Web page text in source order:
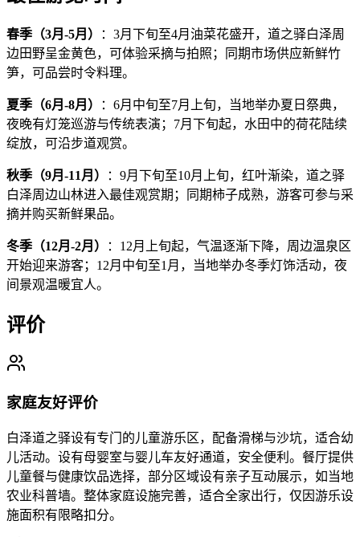
春季（3月-5月）
：3月下旬至4月油菜花盛开，道之驿白泽周
边田野呈金黄色，可体验采摘与拍照；同期市场供应新鲜竹
笋，可品尝时令料理。
夏季（6月-8月）
：6月中旬至7月上旬，当地举办夏日祭典，
夜晚有灯笼巡游与传统表演；7月下旬起，水田中的荷花陆续
绽放，可沿步道观赏。
秋季（9月-11月）
：9月下旬至10月上旬，红叶渐染，道之驿
白泽周边山林进入最佳观赏期；同期柿子成熟，游客可参与采
摘并购买新鲜果品。
冬季（12月-2月）
：12月上旬起，气温逐渐下降，周边温泉区
开始迎来游客；12月中旬至1月，当地举办冬季灯饰活动，夜
间景观温暖宜人。
评价
家庭友好评价
白泽道之驿设有专门的儿童游乐区，配备滑梯与沙坑，适合幼
儿活动。设有母婴室与婴儿车友好通道，安全便利。餐厅提供
儿童餐与健康饮品选择，部分区域设有亲子互动展示，如当地
农业科普墙。整体家庭设施完善，适合全家出行，仅因游乐设
施面积有限略扣分。